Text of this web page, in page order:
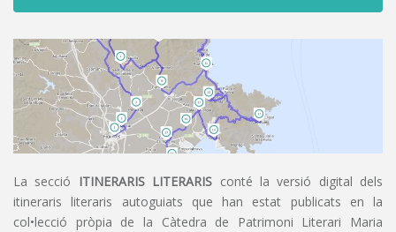
La secció ITINERARIS LITERARIS conté la versió digital dels
itineraris literaris autoguiats que han estat publicats en la
col•lecció pròpia de la Càtedra de Patrimoni Literari Maria